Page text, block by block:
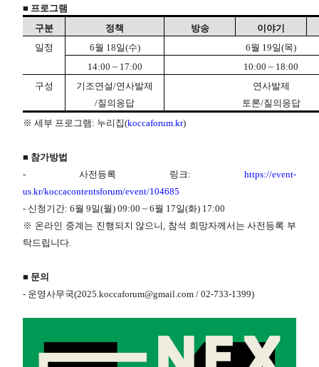
■ 프로그램
구분
정책 방송
이야기
일정
6월 18일(수) 6월 19일(목)
14:00 ~ 17:00
10:00 ~ 18:00
구성
기조연설/연사발제
/질의응답
연사발제
토론/질의응답
※ 세부 프로그램: 누리집(koccaforum.kr)
■ 참가방법
- 사전등록 링크: https://event-
us.kr/koccacontentsforum/event/104685
- 신청기간: 6월 9일(월) 09:00 ~ 6월 17일(화) 17:00
※ 온라인 중계는 진행되지 않으니, 참석 희망자께서는 사전등록 부
탁드립니다.
■ 문의
- 운영사무국(2025.koccaforum@gmail.com / 02-733-1399)